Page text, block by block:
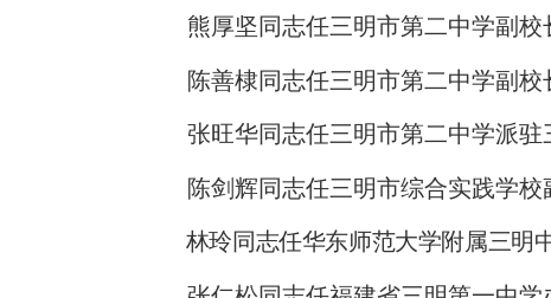
熊厚坚同志任三明市第二中学副
陈善棣同志任三明市第二中学副
张旺华同志任三明市第二中学派
陈剑辉同志任三明市综合实践学
林玲同志任华东师范大学附属三明